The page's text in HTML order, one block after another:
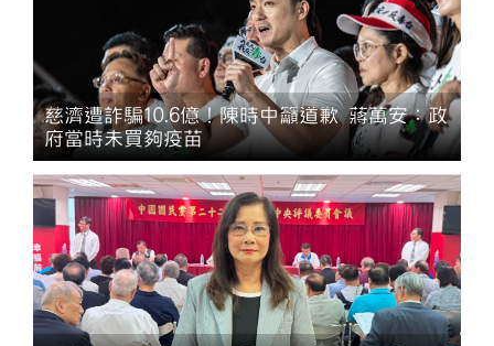
慈濟遭詐騙10.6億！陳時中籲道歉 蔣萬安：政
府當時未買夠疫苗